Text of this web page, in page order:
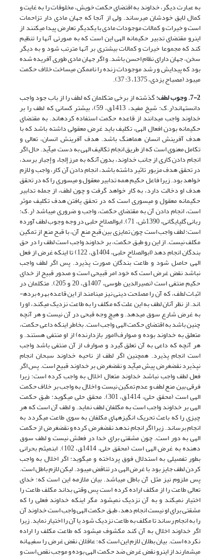
به عبارت دیگر، خداوند به اقتضای حکمت خویش، مخلوقات را به غایت و
کمال لایق خودشان می­رساند. ولی از آنجا که جهان مادی دار تزاحمات
است و خیرات و کمالات موجودات مادی با یکدیگر تعارض پیدا می­کنند از
این­رو مقتضای تدبیر حکیمانه الهی این است که به صورتی آن­ها را تنظیم
کند که مجموعا خیرات و کمالات بیشتری بر آن­ها مترتب شود و به دیگر
سخن، جهان دارای نظام احسن باشد. و اگر جهان مادی طوری آفریده شده
بود که پیدایش و رشد موجودات زنده را ناممکن می­ساخت خلاف حکمت
می­بود (مصباح یزدی، 1375، 3: 37).
7-2. وجوب لطف:
گذشته از برخی متکلمان که لطف را از باب جود واجب
دانسته­اند(ر.ک: شیخ مفید، 1413ق، 59)، بیشترِ کسانی که لطف را بر
خداوند واجب می­دانند از قاعده حکمت استفاده کرده­اند. به مقتضای
حکیمانه بودن افعال الهی، تکلیف باید غرض معقولی داشته باشد که با
هدف آفرینش انسان هماهنگ باشد. هدف آفرینش انسان، تعالی و
تکامل معنوی است که از طریق انجام تکالیف الهی به دست می­آید. حال اگر
انجام دادن کاری از جانب خداوند، بدون آنکه به مرز إلجاء و إجبار برسد،
در تحقق هدف مزبور تاثیر داشته باشد، انجام دادن آن کار، واجب و لازم
خواهد بود. زیرا فاعل حکیم همه تدابیر معقول و میسوری را که در تحقق
هدف او دخالت دارد، به کار خواهد گرفت و چون لطف، از جمله تدابیر
حکیمانه معقول و میسوری است که در تحقق یافتن هدف تکلیف موثر
است، انجام دادن آن به مقتضای حکمت، واجب و ضروری می­باشد (ر.ک:
ربانی گلپایگانی، 1390ش، 71). ابوالصلاح حلبی در وجه وجوب لطف آورده
است: لطف واجب است چون تمایزی بین قبح منع آن، با قبح منع از تمکین
مکلف نیست. از این رو طبق حکمت، بر خداوند واجب است لطف را در حق
بندگان انجام دهد (ابوالصلاح حلبی، 1404ق، 122) تا اینکه غرض از فعل
الهی حاصل شود و طاعت بندگان صورت پذیرد. پس اگر لطف واجب
نباشد نقض غرض است که خود امر قبیحی است و صدور قبیح از خدای
حکیم منتفی است (نصیرالدین طوسی، 1407ق، 20 و 205). متکلمان در
اثبات لطف، که آن را مصلحت دینی نیز می­نامند از این قاعده بهره برده­
اند. از نظر آنان لطف به این علت که مکلف را به طاعت نزدیک می­کند، او را
به غرض شارع سوق می­دهد. و هیچ وجه قبحی در آن نیست و هر آنچه
چنین باشد به اقتضای حکمت الهی واجب است. بخاطر اینکه داعی حکمت،
متعلق به خداوند بوده و صوارف(امور بازدارنده) از او منتفی هستند. و
هر آنچه که داعی به آن تعلق گیرد و صوارف از آن منتفی باشد واجب
است انجام پذیرد. همچنین اگر لطف از ناحیه خداوند سبحان انجام
نپذیرد نقض­غرض پیش می­آید و نقض­غرض بر خداوند قبیح است. پس اگر
فعل لطف واجب نباشد خداوند متعال اخلال به واجب کرده است؛ زیرا
فرقی بین منع لطف و عدم تمکین نیست و اخلال به واجب بر خلاف حکمت
الهی است (محقق حلی، 1414ق، 301). محقق حلی می­گوید: طبق حکمت
الهی بر خداوند واجب است به مکلفان لطف نماید. و لطف آن است که هر
چیزی را که باعث تحریک انگیزه­های مکلفان به سوی طاعت می­گردد به
انجام برساند. زیرا اگر انجام ندهد نقض­غرض کرده و نقض­غرض از حکمت
الهی به دور است. چون مشقتی برای خدا در فعلش نیست و لطف سوق
دهنده به غرض الهی است (محقق حلی، 1414ق، 102). ابن­میثم بحرانی
بطور تفصیلی به استدلال فوق پرداخته و می­گوید: اگر اخلال به واجب
کردن لطف جایز بود با غرض الهی در تناقض می­بود. لیکن لازم باطل است.
پس ملزوم نیز مثل آن باطل می­باشد. بیان ملازمه این است که؛ خدای
تعالی طاعت را از مکلف اراده کرده است پس وقتی بداند مکلف طاعت را
اختیار نمی­کند و به آن نزدیک نمی­شود مگر اینکه خداوند فعلی را که
مشقتی برای او نیست انجام دهد، طبق حکمت الهی واجب است خداوند آن
را به انجام رساند تا مکلف به طاعت نزدیک شود یا آن را اختیار نماید. زیرا
اگر خداوند اخلال به آن کند مکشوف می­شود که طاعت مکلف را اراده
نکرده است. بیان بطلان لازم این است که؛ عاقلان نقض غرض را سفیهانه
می­شمارند از این­رو نقض غرض ضد حکمت الهی بوده و موجب نقص است و